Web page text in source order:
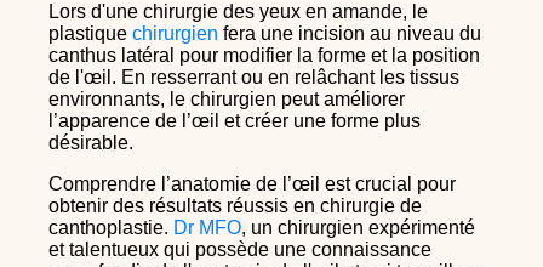
Lors d'une chirurgie des yeux en amande, le
plastique chirurgien fera une incision au niveau du
canthus latéral pour modifier la forme et la position
de l'œil. En resserrant ou en relâchant les tissus
environnants, le chirurgien peut améliorer
l’apparence de l’œil et créer une forme plus
désirable.
Comprendre l’anatomie de l’œil est crucial pour
obtenir des résultats réussis en chirurgie de
canthoplastie. Dr MFO, un chirurgien expérimenté
et talentueux qui possède une connaissance